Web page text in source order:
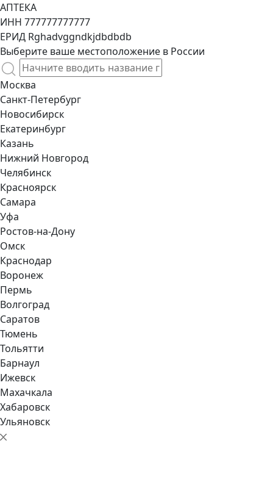
АПТЕКА
ИНН 777777777777
ЕРИД Rghadvggndkjdbdbdb
Выберите ваше местоположение в России
Москва
Санкт-Петербург
Новосибирск
Екатеринбург
Казань
Нижний Новгород
Челябинск
Красноярск
Самара
Уфа
Ростов-на-Дону
Омск
Краснодар
Воронеж
Пермь
Волгоград
Саратов
Тюмень
Тольятти
Барнаул
Ижевск
Махачкала
Хабаровск
Ульяновск